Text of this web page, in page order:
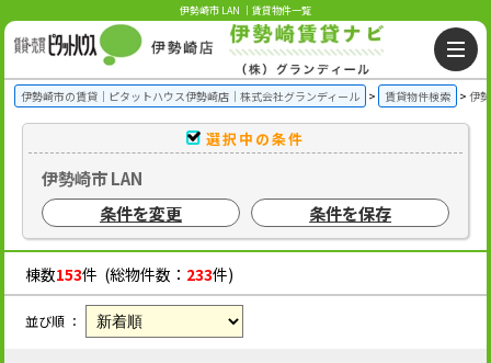
伊勢崎市 LAN ｜賃貸物件一覧
伊勢崎市の賃貸｜ピタットハウス伊勢崎店｜株式会社グランディール 賃貸物件検索 伊
選択中の条件
伊勢崎市 LAN
条件を変更
条件を保存
棟数153件 (総物件数： 233件)
並び順 ：